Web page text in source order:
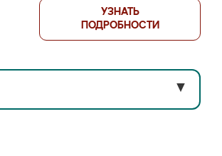
УЗНАТЬ
ПОДРОБНОСТИ
▼